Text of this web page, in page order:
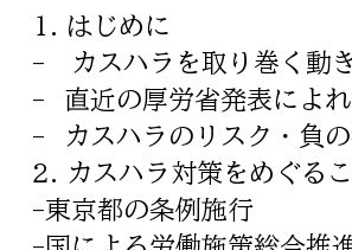
1. はじめに
- カスハラを取り巻く動
- 直近の厚労省発表によ
- カスハラのリスク・負
2. カスハラ対策をめぐる
-東京都の条例施行